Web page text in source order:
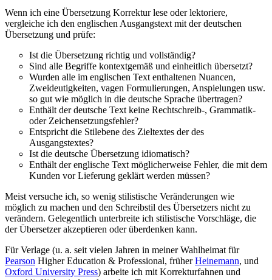
Wenn ich eine Übersetzung Korrektur lese oder lektoriere,
vergleiche ich den englischen Ausgangstext mit der deutschen
Übersetzung und prüfe:
Ist die Übersetzung richtig und vollständig?
Sind alle Begriffe kontextgemäß und einheitlich übersetzt?
Wurden alle im englischen Text enthaltenen Nuancen,
Zweideutigkeiten, vagen Formulierungen, Anspielungen usw.
so gut wie möglich in die deutsche Sprache übertragen?
Enthält der deutsche Text keine Rechtschreib-, Grammatik-
oder Zeichensetzungsfehler?
Entspricht die Stilebene des Zieltextes der des
Ausgangstextes?
Ist die deutsche Übersetzung idiomatisch?
Enthält der englische Text möglicherweise Fehler, die mit dem
Kunden vor Lieferung geklärt werden müssen?
Meist versuche ich, so wenig stilistische Veränderungen wie
möglich zu machen und den Schreibstil des Übersetzers nicht zu
verändern. Gelegentlich unterbreite ich stilistische Vorschläge, die
der Übersetzer akzeptieren oder überdenken kann.
Für Verlage (u. a. seit vielen Jahren in meiner Wahlheimat für
Pearson Higher Education & Professional, früherHeinemann, und
Oxford University Press) arbeite ich mit Korrekturfahnen und